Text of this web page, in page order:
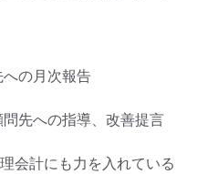
の月次報告
先への指導、改善提言
会計にも力を入れている